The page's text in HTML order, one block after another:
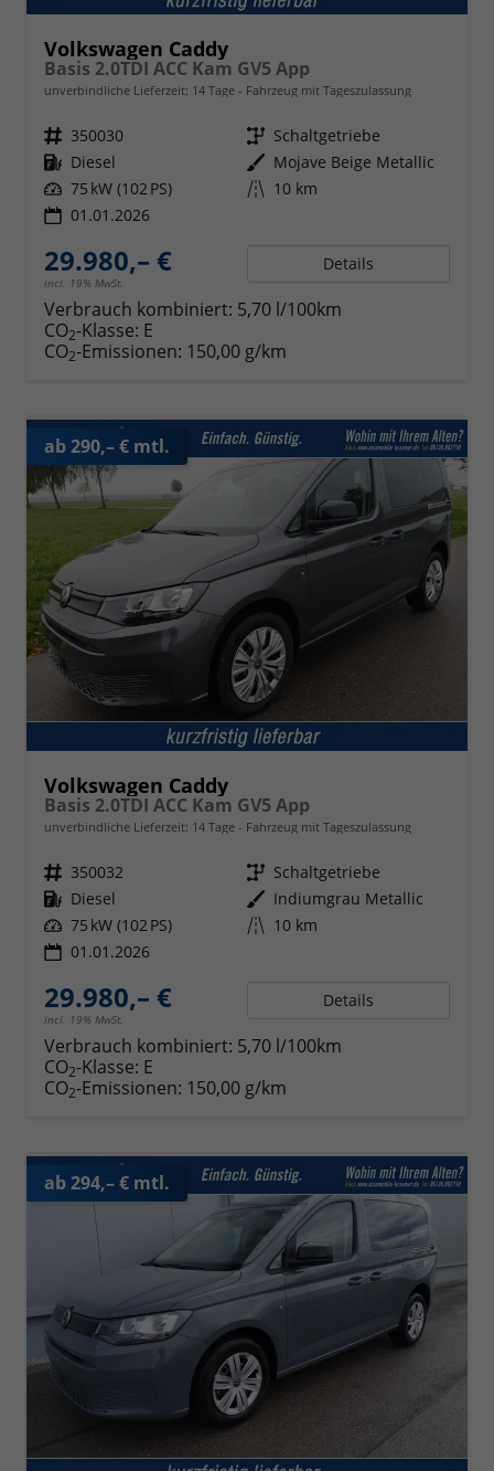
Volkswagen Caddy
Basis 2.0TDI ACC Kam GV5 App
unverbindliche Lieferzeit: 14 Tage Fahrzeug mit Tageszulassung
Fahrzeugnr. 350030 Getriebe Schaltgetriebe
Kraftstoff Diesel Außenfarbe Mojave Beige Metallic
Leistung 75 kW (102 PS) Kilometerstand 10 km
01.01.2026
29.980,– €
incl. 19% MwSt.
Details
Verbrauch kombiniert: 5,70 l/100km
CO2-Klasse: E
CO2-Emissionen: 150,00 g/km
ab 290,– € mtl.
Volkswagen Caddy
Basis 2.0TDI ACC Kam GV5 App
unverbindliche Lieferzeit: 14 Tage Fahrzeug mit Tageszulassung
Fahrzeugnr. 350032 Getriebe Schaltgetriebe
Kraftstoff Diesel Außenfarbe Indiumgrau Metallic
Leistung 75 kW (102 PS) Kilometerstand 10 km
01.01.2026
29.980,– €
incl. 19% MwSt.
Details
Verbrauch kombiniert: 5,70 l/100km
CO2-Klasse: E
CO2-Emissionen: 150,00 g/km
ab 294,– € mtl.